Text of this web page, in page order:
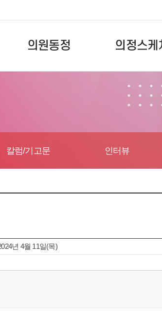
의원동정 의정스케
칼럼/기고문 인터뷰
년 4월 11일(목)